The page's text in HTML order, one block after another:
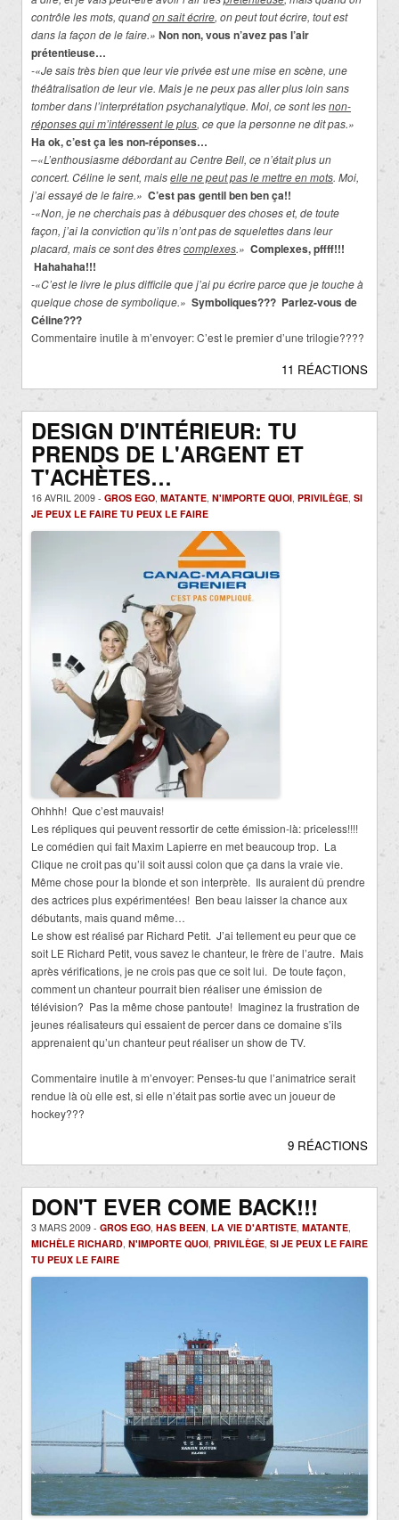
contrôle les mots, quandon sait écrire, on peut tout écrire, tout est
dans la façon de le faire.» Non non, vous n’avez pas l’air
prétentieuse…
-«Je sais très bien que leur vie privée est une mise en scène, une
théâtralisation de leur vie. Mais je ne peux pas aller plus loin sans
tomber dans l’interprétation psychanalytique. Moi, ce sont lesnon-
réponses qui m’intéressent le plus, ce que la personne ne dit pas.»
Ha ok, c’est ça les non-réponses…
–«L’enthousiasme débordant au Centre Bell, ce n’était plus un
concert. Céline le sent, maiselle ne peut pas le mettre en mots. Moi,
j’ai essayé de le faire.» C’est pas gentil ben ben ça!!
-«Non, je ne cherchais pas à débusquer des choses et, de toute
façon, j’ai la conviction qu’ils n’ont pas de squelettes dans leur
placard, mais ce sont des êtrescomplexes.» Complexes, pffff!!!
Hahahaha!!!
-«C’est le livre le plus difficile que j’ai pu écrire parce que je touche à
quelque chose de symbolique.» Symboliques??? Parlez-vous de
Céline???
Commentaire inutile à m’envoyer: C’est le premier d’une trilogie????
11 RÉACTIONS
DESIGN D'INTÉRIEUR: TU
PRENDS DE L'ARGENT ET
T'ACHÈTES…
16 AVRIL 2009 - GROS EGO, MATANTE, N'IMPORTE QUOI, PRIVILÈGE, SI
JE PEUX LE FAIRE TU PEUX LE FAIRE
Ohhhh! Que c’est mauvais!
Les répliques qui peuvent ressortir de cette émission-là: priceless!!!!
Le comédien qui fait Maxim Lapierre en met beaucoup trop. La
Clique ne croit pas qu’il soit aussi colon que ça dans la vraie vie.
Même chose pour la blonde et son interprète. Ils auraient dû prendre
des actrices plus expérimentées! Ben beau laisser la chance aux
débutants, mais quand même…
Le show est réalisé par Richard Petit. J’ai tellement eu peur que ce
soit LE Richard Petit, vous savez le chanteur, le frère de l’autre. Mais
après vérifications, je ne crois pas que ce soit lui. De toute façon,
comment un chanteur pourrait bien réaliser une émission de
télévision? Pas la même chose pantoute! Imaginez la frustration de
jeunes réalisateurs qui essaient de percer dans ce domaine s’ils
apprenaient qu’un chanteur peut réaliser un show de TV.
Commentaire inutile à m’envoyer: Penses-tu que l’animatrice serait
rendue là où elle est, si elle n’était pas sortie avec un joueur de
hockey???
9 RÉACTIONS
DON'T EVER COME BACK!!!
3 MARS 2009 - GROS EGO, HAS BEEN, LA VIE D'ARTISTE, MATANTE,
MICHÈLE RICHARD, N'IMPORTE QUOI, PRIVILÈGE, SI JE PEUX LE FAIRE
TU PEUX LE FAIRE